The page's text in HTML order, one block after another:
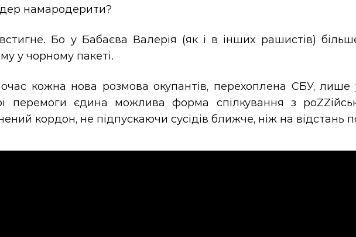
намародерити?
Бо у Бабаєва Валерія (як і в інших рашистів)
у чорному пакеті.
кожна нова розмова окупантів, перехоплена СБУ, лише
перемоги єдина можлива форма спілкування з
кордон, не підпускаючи сусідів ближче, ніж на відстань